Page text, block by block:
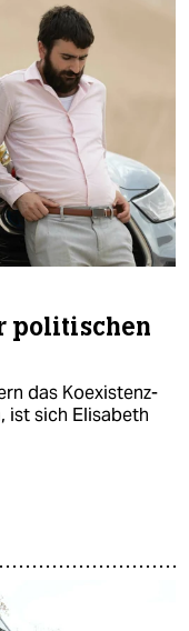
politischen
das Koexistenz-
ist sich Elisabeth